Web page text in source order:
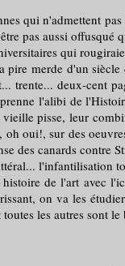
qui n'admettent
pas aussi
qui
merde d'un
trente... deux-cent
l'alibi de
pisse, leur
oui!, sur des
des canards contre
l'infantilisation
de l'art avec
on va les
les autres sont